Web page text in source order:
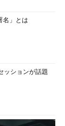
名」とは
ッションが話題